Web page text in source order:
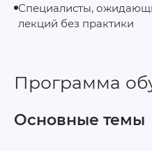
Специалисты,
лекций без практики
Программа
Основные темы